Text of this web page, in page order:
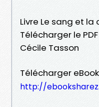
Livre Le sang et la
Télécharger le
Cécile Tasson
Télécharger
http://